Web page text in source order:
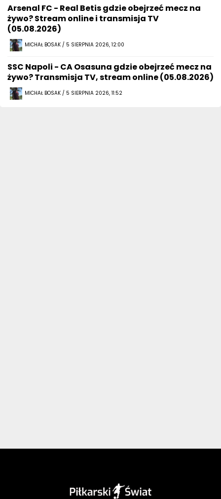
Arsenal FC - Real Betis gdzie obejrzeć mecz na
żywo? Stream online i transmisja TV
(05.08.2026)
MICHAŁ BOSAK / 5 SIERPNIA 2026, 12:00
SSC Napoli - CA Osasuna gdzie obejrzeć mecz na
żywo? Transmisja TV, stream online (05.08.2026)
MICHAŁ BOSAK / 5 SIERPNIA 2026, 11:52